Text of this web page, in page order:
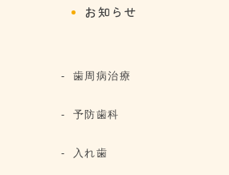
お知らせ
歯周病治療
予防歯科
入れ歯